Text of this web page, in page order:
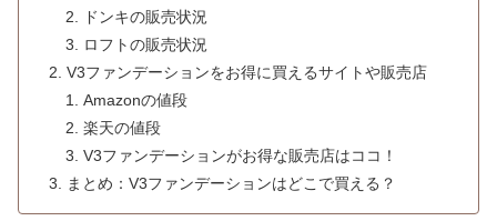
ドンキの販売状況
ロフトの販売状況
V3ファンデーションをお得に買えるサイトや販売店
Amazonの値段
楽天の値段
V3ファンデーションがお得な販売店はココ！
まとめ：V3ファンデーションはどこで買える？